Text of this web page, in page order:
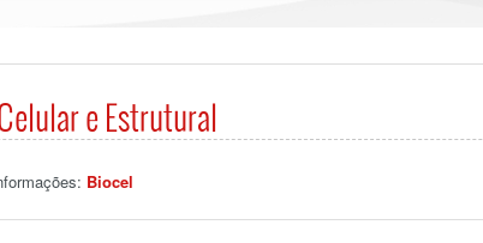
e Estrutural
Biocel